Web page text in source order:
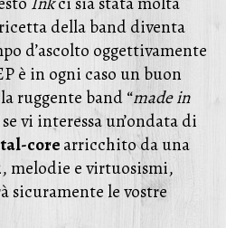
della band diventa
d’ascolto oggettivamente
è in ogni caso un buon
ruggente band “made in
vi interessa un’ondata di
corearricchito da una
, melodie e virtuosismi,
sicuramente le vostre